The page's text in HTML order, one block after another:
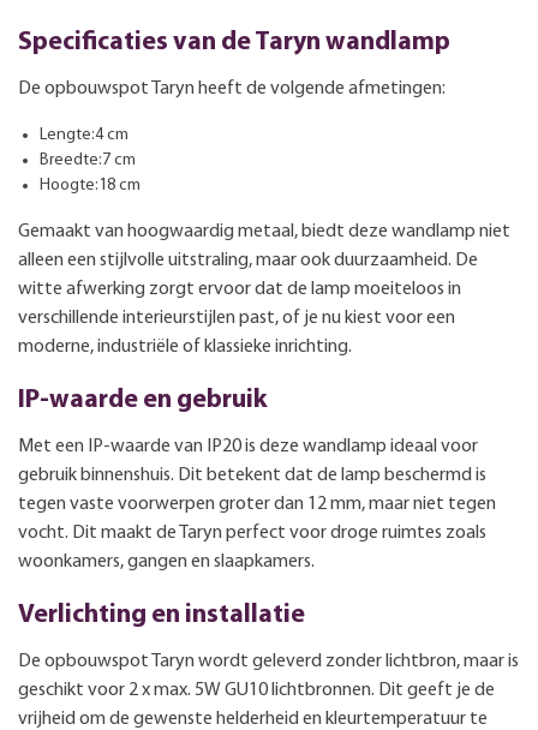
Specificaties van de Taryn wandlamp
De opbouwspot Taryn heeft de volgende afmetingen:
Lengte:4 cm
Breedte:7 cm
Hoogte:18 cm
Gemaakt van hoogwaardig metaal, biedt deze wandlamp niet
alleen een stijlvolle uitstraling, maar ook duurzaamheid. De
witte afwerking zorgt ervoor dat de lamp moeiteloos in
verschillende interieurstijlen past, of je nu kiest voor een
moderne, industriële of klassieke inrichting.
IP-waarde en gebruik
Met een IP-waarde van IP20 is deze wandlamp ideaal voor
gebruik binnenshuis. Dit betekent dat de lamp beschermd is
tegen vaste voorwerpen groter dan 12 mm, maar niet tegen
vocht. Dit maakt de Taryn perfect voor droge ruimtes zoals
woonkamers, gangen en slaapkamers.
Verlichting en installatie
De opbouwspot Taryn wordt geleverd zonder lichtbron, maar is
geschikt voor 2 x max. 5W GU10 lichtbronnen. Dit geeft je de
vrijheid om de gewenste helderheid en kleurtemperatuur te